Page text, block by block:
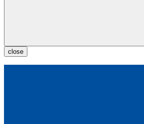
close